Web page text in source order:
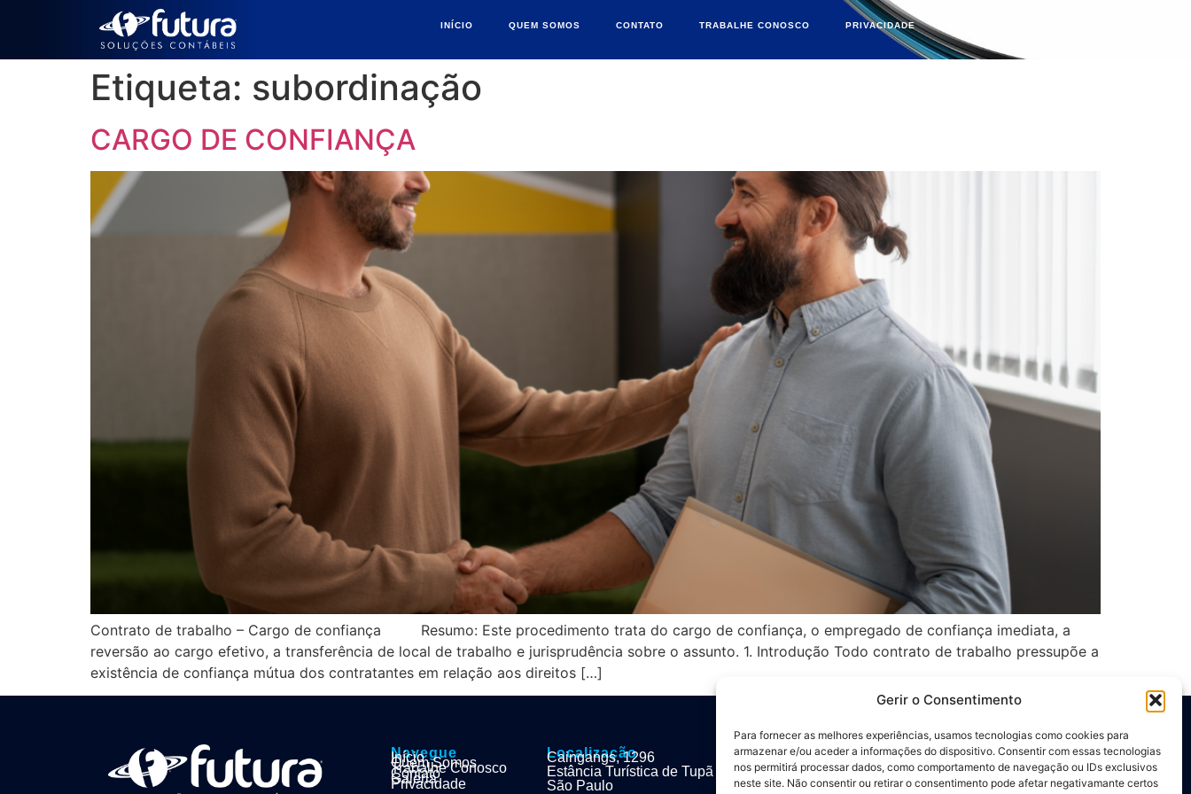
Gerir o Consentimento
Para fornecer as melhores experiências, usamos tecnologias como cookies para
armazenar e/ou aceder a informações do dispositivo. Consentir com essas tecnologias
nos permitirá processar dados, como comportamento de navegação ou IDs exclusivos
neste site. Não consentir ou retirar o consentimento pode afetar negativamante certos
INÍCIO QUEM SOMOS CONTATO TRABALHE CONOSCO PRIVACIDADE
Etiqueta: subordinação
CARGO DE CONFIANÇA
Contrato de trabalho – Cargo de confiança Resumo: Este procedimento trata do cargo de confiança, o empregado de confiança imediata, a
reversão ao cargo efetivo, a transferência de local de trabalho e jurisprudência sobre o assunto. 1. Introdução Todo contrato de trabalho pressupõe a
existência de confiança mútua dos contratantes em relação aos direitos […]
Navegue
Início
Quem Somos
Trabalhe Conosco
Contato
Galeria
Privacidade
Localização
Caingangs, 1296
Estância Turística de Tupã
São Paulo
Redes Sociais